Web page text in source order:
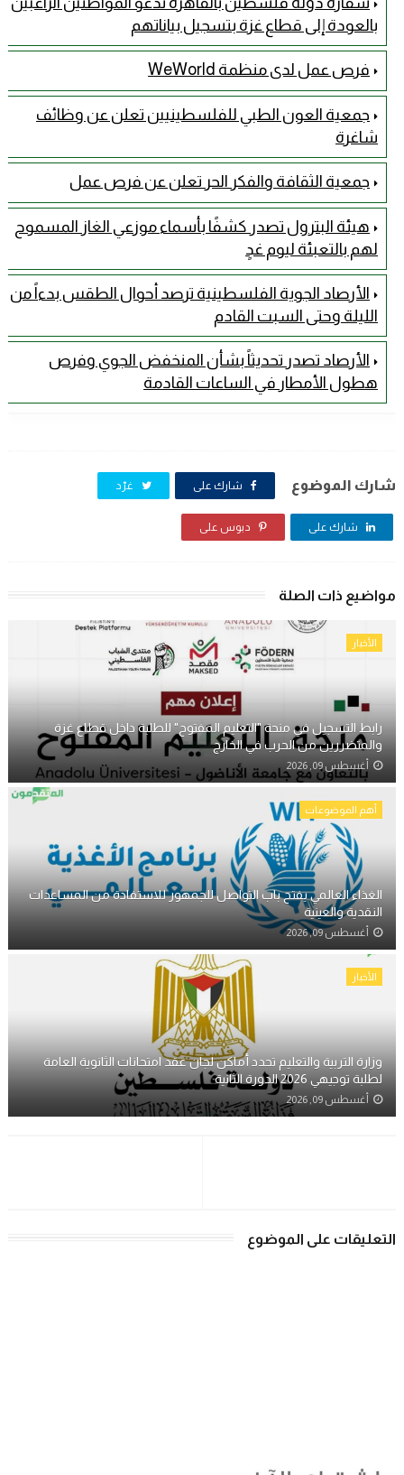
بالعودة إلى قطاع غزة بتسجيل بياناتهم
فرص عمل لدى منظمة WeWorld
جمعية العون الطبي للفلسطينيين تعلن عن وظائف
شاغرة
جمعية الثقافة والفكر الحر تعلن عن فرص عمل
هيئة البترول تصدر كشفًا بأسماء موزعي الغاز المسموح
لهم بالتعبئة ليوم غدٍ
الأرصاد الجوية الفلسطينية ترصد أحوال الطقس بدءاً من
الليلة وحتى السبت القادم
الأرصاد تصدر تحديثاً بشأن المنخفض الجوي وفرص
هطول الأمطار في الساعات القادمة
شارك الموضوع شارك على غرّد
شارك على دبوس على
مواضيع ذات الصلة
الأخبار
رابط التسجيل في منحة "التعليم المفتوح" للطلبة داخل قطاع غزة
والمتضررين من الحرب في الخارج
أغسطس 09, 2026
أهم الموضوعات
الغذاء العالمي يفتح باب التواصل للجمهور للاستفادة من المساعدات
النقدية والعينية
أغسطس 09, 2026
الأخبار
وزارة التربية والتعليم تحدد أماكن لجان عقد امتحانات الثانوية العامة
لطلبة توجيهي 2026 الدورة الثانية
أغسطس 09, 2026
التعليقات على الموضوع